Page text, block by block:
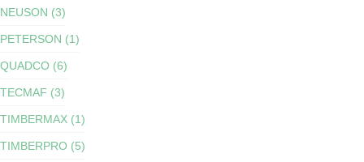
NEUSON (3)
PETERSON (1)
QUADCO (6)
TECMAF (3)
TIMBERMAX (1)
TIMBERPRO (5)